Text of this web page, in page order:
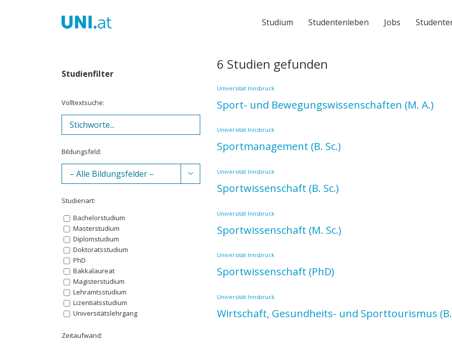
Studium Studentenleben Jobs
6 Studien gefunden
Universität Innsbruck
Sport- und Bewegungswissenschaften (M. A.)
Universität Innsbruck
Sportmanagement (B. Sc.)
Universität Innsbruck
Sportwissenschaft (B. Sc.)
Universität Innsbruck
Sportwissenschaft (M. Sc.)
Universität Innsbruck
Sportwissenschaft (PhD)
Universität Innsbruck
Wirtschaft, Gesundheits- und Sporttourismus
Studienfilter
Volltextsuche:
Bildungsfeld:

Studienart:
Bachelorstudium
Masterstudium
Diplomstudium
Doktoratsstudium
PhD
Bakkalaureat
Magisterstudium
Lehramtsstudium
Lizentiatsstudium
Universitätslehrgang
Zeitaufwand: